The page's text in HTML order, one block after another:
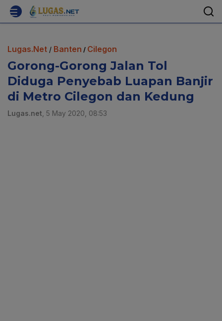
Lugas.Net / Banten / Cilegon
Gorong-Gorong Jalan Tol
Diduga Penyebab Luapan Banjir
di Metro Cilegon dan Kedung
Lugas.net , 5 May 2020, 08:53